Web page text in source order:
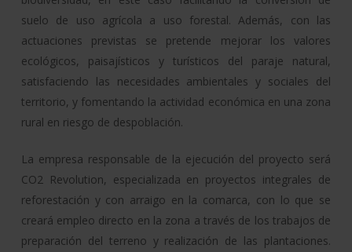
suelo de uso agrícola a uso forestal. Además, con las
actuaciones previstas se pretende mejorar los valores
ecológicos, paisajísticos y turísticos del paraje natural,
satisfaciendo las necesidades ambientales y sociales del
territorio, y fomentando la actividad económica en una zona
rural en riesgo de despoblación.
La empresa responsable de la ejecución del proyecto será
CO2 Revolution, especializada en proyectos integrales de
reforestación y con arraigo en la comarca, con lo que se
creará empleo directo en la zona a través de los trabajos de
preparación del terreno y realización de las plantaciones.